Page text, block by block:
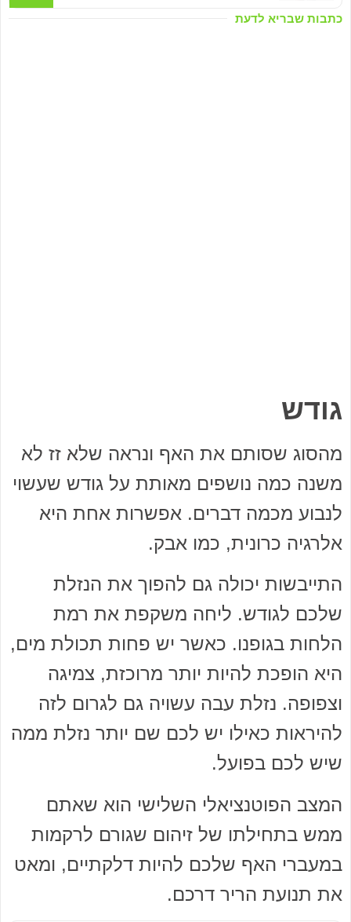
כתבות שבריא לדעת
גודש
מהסוג שסותם את האף ונראה שלא זז לא
משנה כמה נושפים מאותת על גודש שעשוי
לנבוע מכמה דברים. אפשרות אחת היא
אלרגיה כרונית, כמו אבק.
התייבשות יכולה גם להפוך את הנזלת
שלכם לגודש. ליחה משקפת את רמת
הלחות בגופנו. כאשר יש פחות תכולת מים,
היא הופכת להיות יותר מרוכזת, צמיגה
וצפופה. נזלת עבה עשויה גם לגרום לזה
להיראות כאילו יש לכם שם יותר נזלת ממה
שיש לכם בפועל.
המצב הפוטנציאלי השלישי הוא שאתם
ממש בתחילתו של זיהום שגורם לרקמות
במעברי האף שלכם להיות דלקתיים, ומאט
את תנועת הריר דרכם.